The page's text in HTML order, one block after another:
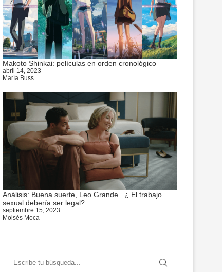
Makoto Shinkai: películas en orden cronológico
abril 14, 2023
María Buss
Análisis: Buena suerte, Leo Grande...¿ El trabajo
sexual debería ser legal?
septiembre 15, 2023
Moisés Moca